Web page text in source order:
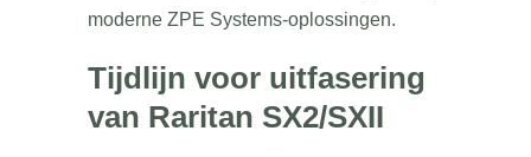
moderne ZPE Systems-oplossingen.
Tijdlijn voor uitfasering
van Raritan SX2/SXII